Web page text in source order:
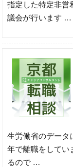
指定した特定非営
議会が行います …
生労働省のデータ
年で離職をしてい
るので …